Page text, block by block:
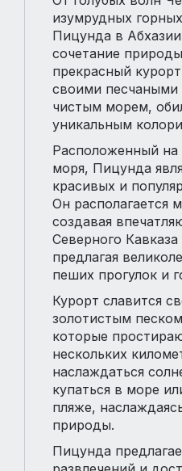
изумрудных
Пицунда в
сочетание
прекрасный
своими песчаными
чистым морем,
уникальным
Расположенный на
моря, Пицунда
красивых и
Он располагается
создавая
Северного
предлагая
пеших прогулок и
Курорт славится
золотистым
которые
нескольких
наслаждаться
купаться в море
пляже,
природы.
Пицунда